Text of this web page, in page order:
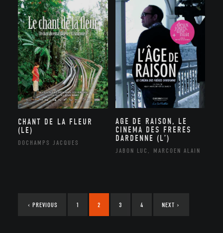
CHANT DE LA FLEUR
(LE)
DOCHAMPS JACQUES
AGE DE RAISON, LE
CINEMA DES FRERES
DARDENNE (L’)
JABON LUC, MARCOEN ALAIN
‹ PREVIOUS 1 2 3 4 NEXT ›